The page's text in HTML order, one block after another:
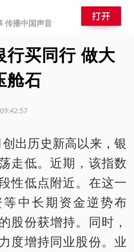
传播中国声音
行买同行 做大
舱石
历史新高以来，银
走低。近期，该指数
性低点附近。在这一
中长期资金逆势布
股份获增持。同时，
度增持同业股份。业